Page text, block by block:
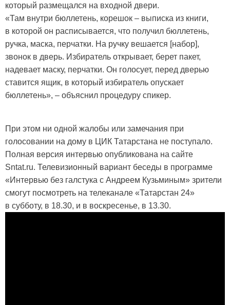
который размещался на входной двери.
«Там внутри бюллетень, корешок – выписка из книги,
в которой он расписывается, что получил бюллетень,
ручка, маска, перчатки. На ручку вешается [набор],
звонок в дверь. Избиратель открывает, берет пакет,
надевает маску, перчатки. Он голосует, перед дверью
ставится ящик, в который избиратель опускает
бюллетень», – объяснил процедуру спикер.
При этом ни одной жалобы или замечания при
голосовании на дому в ЦИК Татарстана не поступало.
Полная версия интервью опубликована на сайте
Sntat.ru. Телевизионный вариант беседы в программе
«Интервью без галстука с Андреем Кузьминым» зрители
смогут посмотреть на телеканале «Татарстан 24»
в субботу, в 18.30, и в воскресенье, в 13.30.